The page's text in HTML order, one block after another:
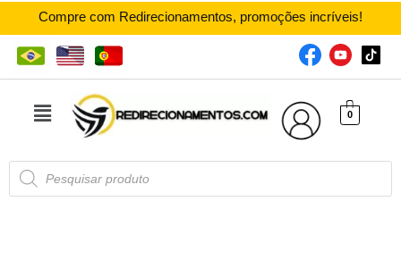
Compre com Redirecionamentos, promoções incríveis!
0